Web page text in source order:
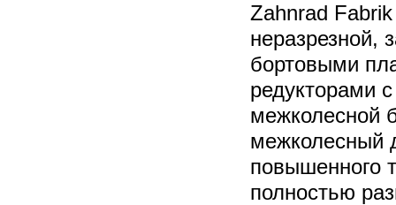
Zahnrad
неразрезной,
бортовыми
редукторами
межколесной
межколесный
повышенного
полностью